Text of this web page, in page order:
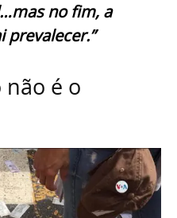
no fim, a
prevalecer.”
é o